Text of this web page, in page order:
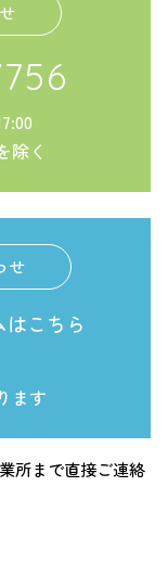
除く
せ
こちら
ます
所まで直接ご連絡